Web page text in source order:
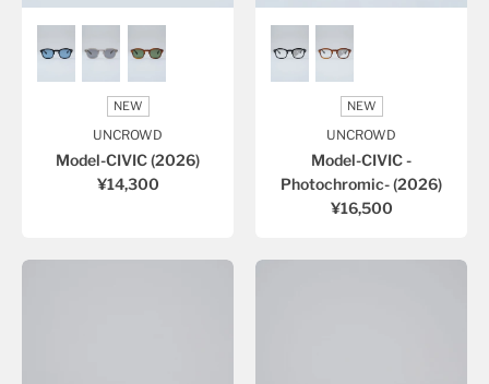
NEW
UNCROWD
Model-CIVIC (2026)
¥14,300
NEW
UNCROWD
Model-CIVIC -
Photochromic- (2026)
¥16,500